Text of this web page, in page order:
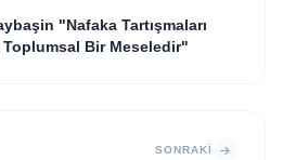
"Nafaka Tartışmaları
Bir Meseledir"
SONRAKI